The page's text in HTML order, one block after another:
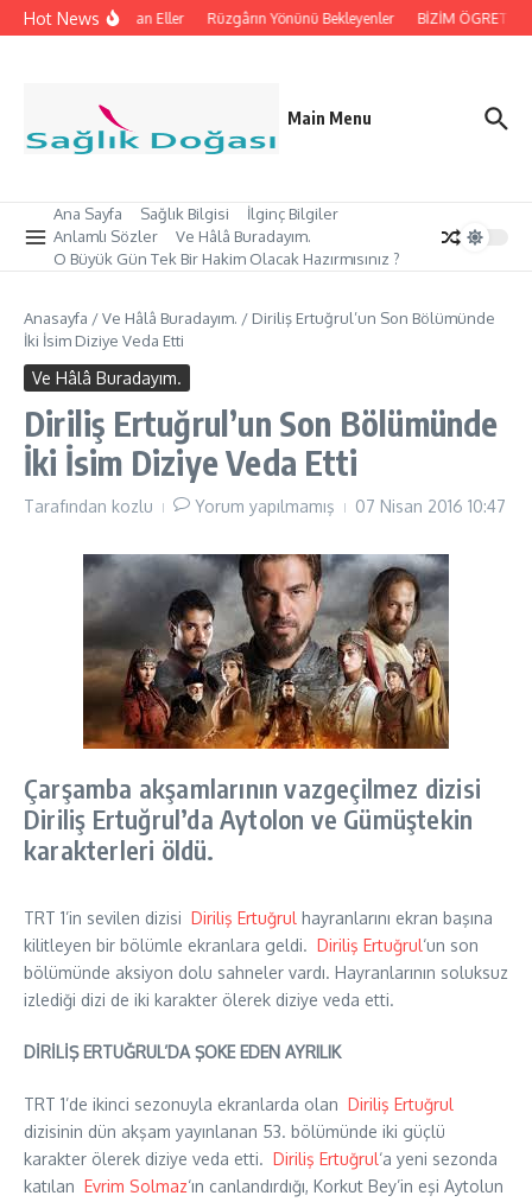
İçeriğe atla
Hot Newsİpleri Tutan Eller Rüzgârın Yönünü Bekleyenler BİZİM
Main Menu
Ana Sayfa Sağlık Bilgisi
İlginç Bilgiler
Anlamlı Sözler
Ve Hâlâ Buradayım.
O Büyük Gün Tek Bir Hakim Olacak Hazırmısınız ?
Anasayfa /Ve Hâlâ Buradayım. / Diriliş Ertuğrul’un Son Bölümünde
İki İsim Diziye Veda Etti
Ve Hâlâ Buradayım.
Diriliş Ertuğrul’un Son Bölümünde
İki İsim Diziye Veda Etti
Tarafından kozlu Yorum yapılmamış 07 Nisan 2016 10:47
Çarşamba akşamlarının vazgeçilmez dizisi
Diriliş Ertuğrul’da Aytolon ve Gümüştekin
karakterleri öldü.
TRT 1’in sevilen dizisi Diriliş Ertuğrul hayranlarını ekran başına
kilitleyen bir bölümle ekranlara geldi. Diriliş Ertuğrul‘un son
bölümünde aksiyon dolu sahneler vardı. Hayranlarının soluksuz
izlediği dizi de iki karakter ölerek diziye veda etti.
DİRİLİŞ ERTUĞRUL’DA ŞOKE EDEN AYRILIK
TRT 1’de ikinci sezonuyla ekranlarda olan Diriliş Ertuğrul
dizisinin dün akşam yayınlanan 53. bölümünde iki güçlü
karakter ölerek diziye veda etti. Diriliş Ertuğrul‘a yeni sezonda
katılan Evrim Solmaz‘ın canlandırdığı, Korkut Bey’in eşi Aytolun